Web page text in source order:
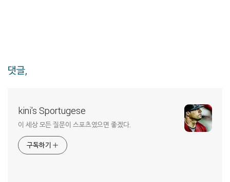
댓글,
kini's Sportugese
이 세상 모든 질문이 스포츠였으면 좋겠다.
구독하기